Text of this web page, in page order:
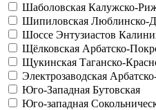
Шаболовская Калужско-
Шипиловская Люблинско-
Шоссе Энтузиастов
Щёлковская Арбатско-
Щукинская Таганско-
Электрозаводская
Юго-Западная Бутовская
Юго-западная